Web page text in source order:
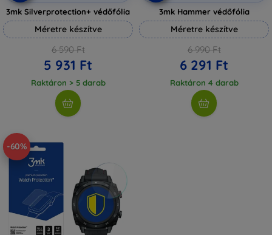
3mk Silverprotection+ védőfólia
Méretre készítve
6 590 Ft
5 931 Ft
Raktáron > 5 darab
3mk Hammer védőfólia
Méretre készítve
6 990 Ft
6 291 Ft
Raktáron 4 darab
-60%